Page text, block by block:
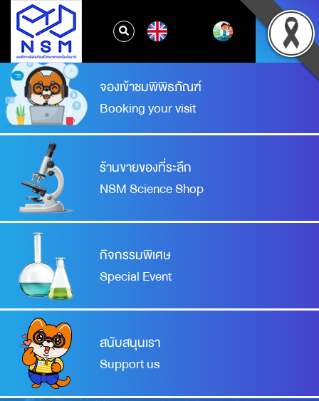
จองเข้าชมพิพิธภัณฑ์
Booking your visit
ร้านขายของที่ระลึก
NSM Science Shop
กิจกรรมพิเศษ
Special Event
สนับสนุนเรา
Support us